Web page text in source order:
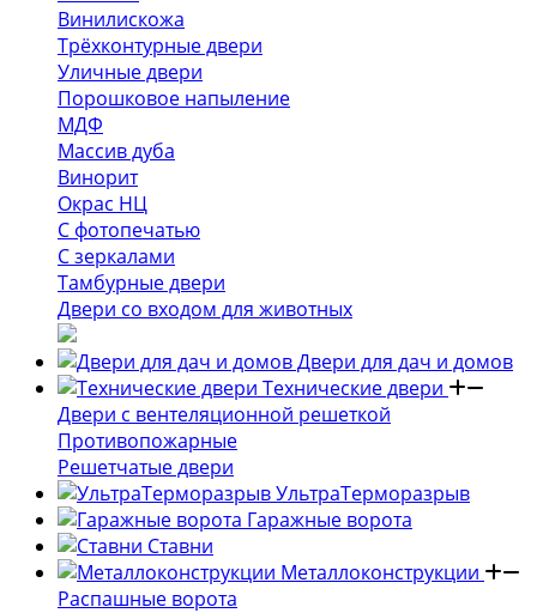
Винилискожа
Трёхконтурные двери
Уличные двери
Порошковое напыление
МДФ
Массив дуба
Винорит
Окрас НЦ
С фотопечатью
С зеркалами
Тамбурные двери
Двери со входом для животных
Двери для дач и домов
Технические двери
Двери с вентеляционной решеткой
Противопожарные
Решетчатые двери
УльтраТерморазрыв
Гаражные ворота
Ставни
Металлоконструкции
Распашные ворота